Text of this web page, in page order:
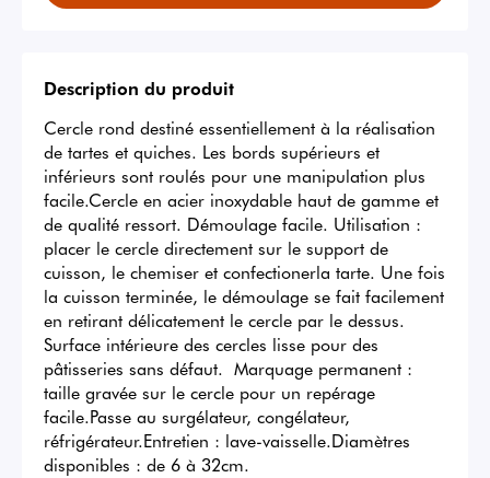
Description du produit
Cercle rond destiné essentiellement à la réalisation
de tartes et quiches. Les bords supérieurs et
inférieurs sont roulés pour une manipulation plus
facile.Cercle en acier inoxydable haut de gamme et
de qualité ressort. Démoulage facile. Utilisation :
placer le cercle directement sur le support de
cuisson, le chemiser et confectionerla tarte. Une fois
la cuisson terminée, le démoulage se fait facilement
en retirant délicatement le cercle par le dessus.
Surface intérieure des cercles lisse pour des
pâtisseries sans défaut.  Marquage permanent :
taille gravée sur le cercle pour un repérage
facile.Passe au surgélateur, congélateur,
réfrigérateur.Entretien : lave-vaisselle.Diamètres
disponibles : de 6 à 32cm.